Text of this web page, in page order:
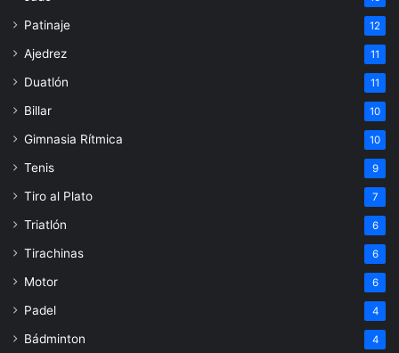
Patinaje 12
Ajedrez 11
Duatlón 11
Billar 10
Gimnasia Rítmica 10
Tenis 9
Tiro al Plato 7
Triatlón 6
Tirachinas 6
Motor 6
Padel 4
Bádminton 4